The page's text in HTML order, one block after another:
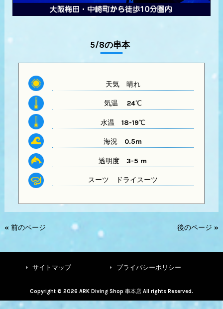
5/8の串本
天気晴れ
気温24℃
水温 18-19℃
海況 0.5m
透明度 3-5 m
スーツ ドライスーツ
« 前のページ 後のページ »
サイトマップ プライバシーポリシー
Copyright © 2026 ARK Diving Shop 串本店 All rights Reserved.